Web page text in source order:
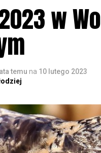
w
temu na 10 lutego 2023